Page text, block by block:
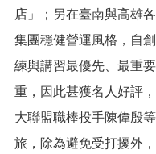
公
開
檔
案
應
用
店」；另在臺南與高雄
集團穩健營運風格，自
練與講習最優先、最重
重，因此甚獲名人好評
大聯盟職棒投手陳偉殷
旅，除為避免受打擾外